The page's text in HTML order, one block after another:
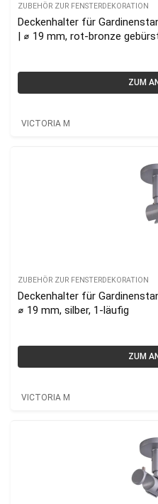
ZUBEHÖR ZUR FENSTERDEKORATION
Deckenhalter für
| ⌀ 19 mm, rot-bronze
ZUM
VICTORIA M
ZUBEHÖR ZUR FENSTERDEKORATION
Deckenhalter für
⌀ 19 mm, silber, 1-läufig
ZUM
VICTORIA M